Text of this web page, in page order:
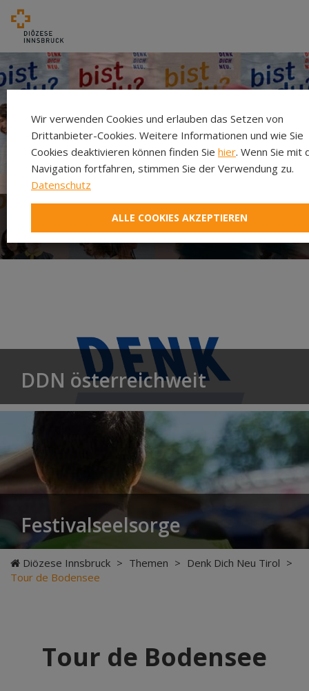
Was ist Denk Dich Neu?
DDN österreichweit
Festivalseelsorge
Diözese Innsbruck > Themen > Denk Dich Neu Tirol >
Tour de Bodensee
Tour de Bodensee
Wir verwenden Cookies und erlauben das Setzen von
Drittanbieter-Cookies. Weitere Informationen und wie Sie
Cookies deaktivieren können finden Sie hier. Wenn Sie mit
Navigation fortfahren, stimmen Sie der Verwendung zu.
Datenschutz
ALLE COOKIES AKZEPTIEREN